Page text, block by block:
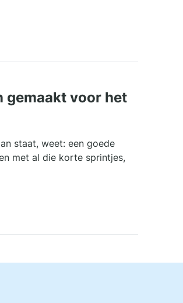
gemaakt voor het
staat, weet: een goede
met al die korte sprintjes,